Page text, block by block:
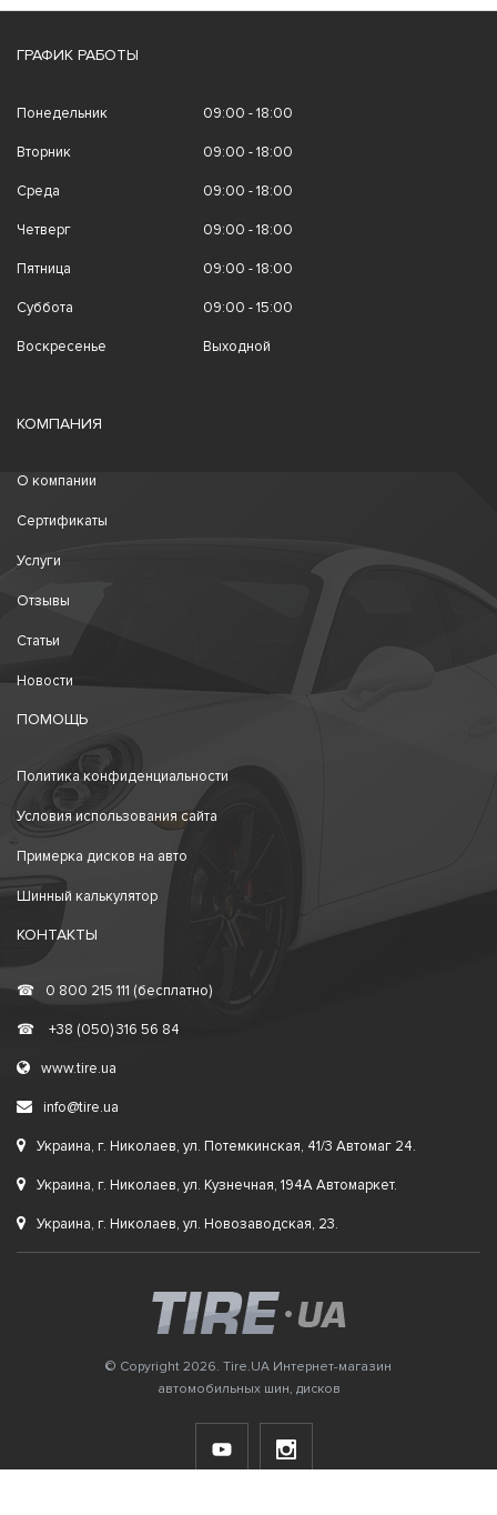
ГРАФИК РАБОТЫ
Понедельник 09:00 - 18:00
Вторник 09:00 - 18:00
Среда 09:00 - 18:00
Четверг 09:00 - 18:00
Пятница 09:00 - 18:00
Суббота 09:00 - 15:00
Воскресенье Выходной
КОМПАНИЯ
О компании
Сертификаты
Услуги
Отзывы
Статьи
Новости
ПОМОЩЬ
Политика конфиденциальности
Условия использования сайта
Примерка дисков на авто
Шинный калькулятор
КОНТАКТЫ
☎ 0 800 215 111 (бесплатно)
☎ +38 (050) 316 56 84
www.tire.ua
info@tire.ua
Украина, г. Николаев, ул. Потемкинская, 41/3 Автомаг 24.
Украина, г. Николаев, ул. Кузнечная, 194А Автомаркет.
Украина, г. Николаев, ул. Новозаводская, 23.
© Copyright 2026. Tire.UA Интернет-магазин
автомобильных шин, дисков